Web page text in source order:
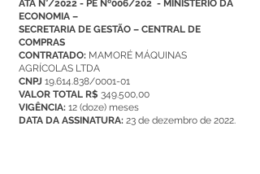
ATA N°/2022 - PE Nº006/202 - MINISTÉRIO DA
ECONOMIA –
SECRETARIA DE GESTÃO – CENTRAL DE
COMPRAS
CONTRATADO: MAMORÉ MÁQUINAS
AGRÍCOLAS LTDA
CNPJ 19.614.838/0001-01
VALOR TOTAL R$ 349.500,00
VIGÊNCIA: 12 (doze) meses
DATA DA ASSINATURA: 23 de dezembro de 2022.